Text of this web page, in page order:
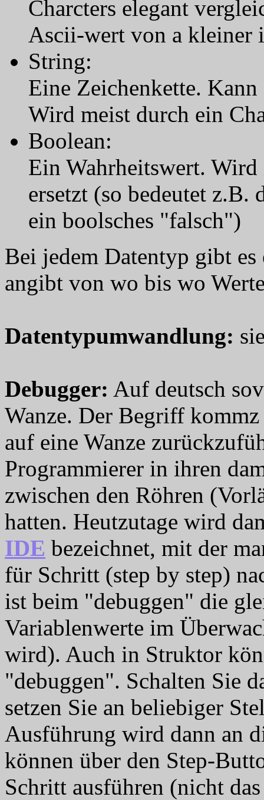
Charcters elegant
Ascii-wert von a kleiner
String:
Eine Zeichenkette.
Wird meist durch ein
Boolean:
Ein Wahrheitswert.
ersetzt (so bedeutet
ein boolsches "falsch")
Bei jedem Datentyp gibt
angibt von wo bis wo
Datentypumwandlung:
Debugger: Auf deutsch
Wanze. Der Begriff kommz
auf eine Wanze
Programmierer in ihren
zwischen den Röhren
hatten. Heutzutage wird
IDE bezeichnet, mit der
für Schritt (step by step)
ist beim "debuggen" die
Variablenwerte im
wird). Auch in Struktor
"debuggen". Schalten Sie
setzen Sie an beliebiger
Ausführung wird dann an
können über den Step-
Schritt ausführen (nicht